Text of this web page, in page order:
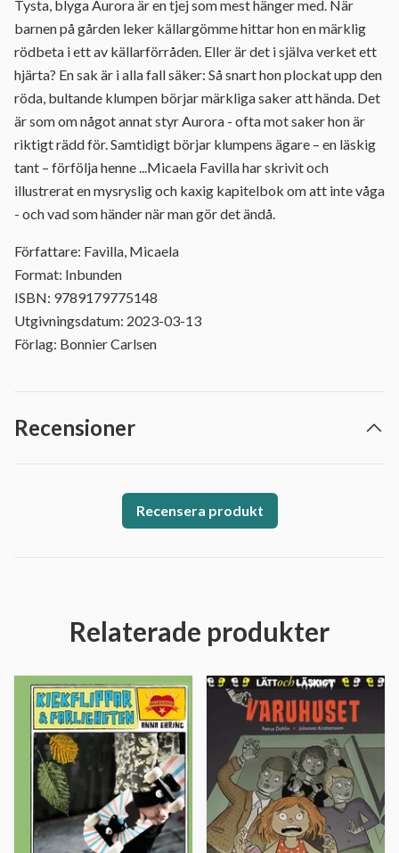
Tysta, blyga Aurora är en tjej som mest hänger med. När
barnen på gården leker källargömme hittar hon en märklig
rödbeta i ett av källarförråden. Eller är det i själva verket ett
hjärta? En sak är i alla fall säker: Så snart hon plockat upp den
röda, bultande klumpen börjar märkliga saker att hända. Det
är som om något annat styr Aurora - ofta mot saker hon är
riktigt rädd för. Samtidigt börjar klumpens ägare – en läskig
tant – förfölja henne ...Micaela Favilla har skrivit och
illustrerat en mysryslig och kaxig kapitelbok om att inte våga
- och vad som händer när man gör det ändå.
Författare: Favilla, Micaela
Format: Inbunden
ISBN: 9789179775148
Utgivningsdatum: 2023-03-13
Förlag: Bonnier Carlsen
Recensioner
Recensera produkt
Relaterade produkter